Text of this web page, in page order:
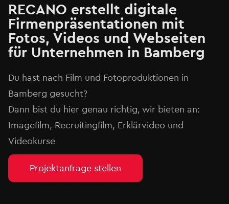
RECANO erstellt digitale
Firmenpräsentationen mit
Fotos, Videos und Webseiten
für Unternehmen in Bamberg
Du hast nach Film und Fotoproduktionen in
Bamberg gesucht?
Dann bist du hier genau richtig, wir bieten an:
Imagefilm, Recruitingfilm, Erklärvideo und
Videokurse
Projektanfrage stellen